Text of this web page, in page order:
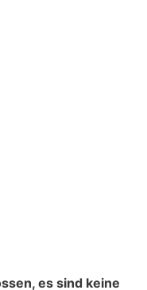
es sind keine